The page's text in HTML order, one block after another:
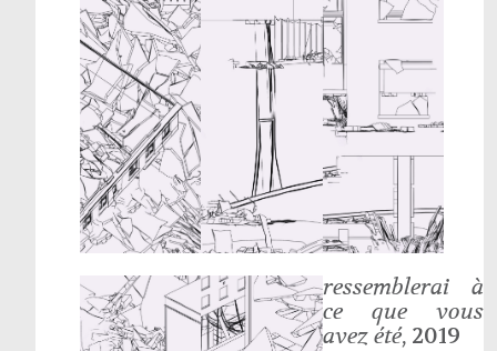
ressemblerai à
ce que vous
avez été, 2019